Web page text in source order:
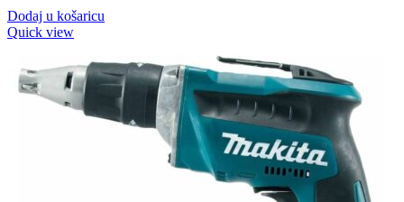
Dodaj u košaricu
Quick view